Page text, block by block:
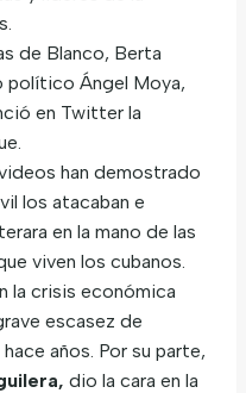
de Blanco, Berta
político Ángel Moya,
en Twitter la
han demostrado
los atacaban e
en la mano de las
viven los cubanos.
la crisis económica
escasez de
años. Por su parte,
dio la cara en la